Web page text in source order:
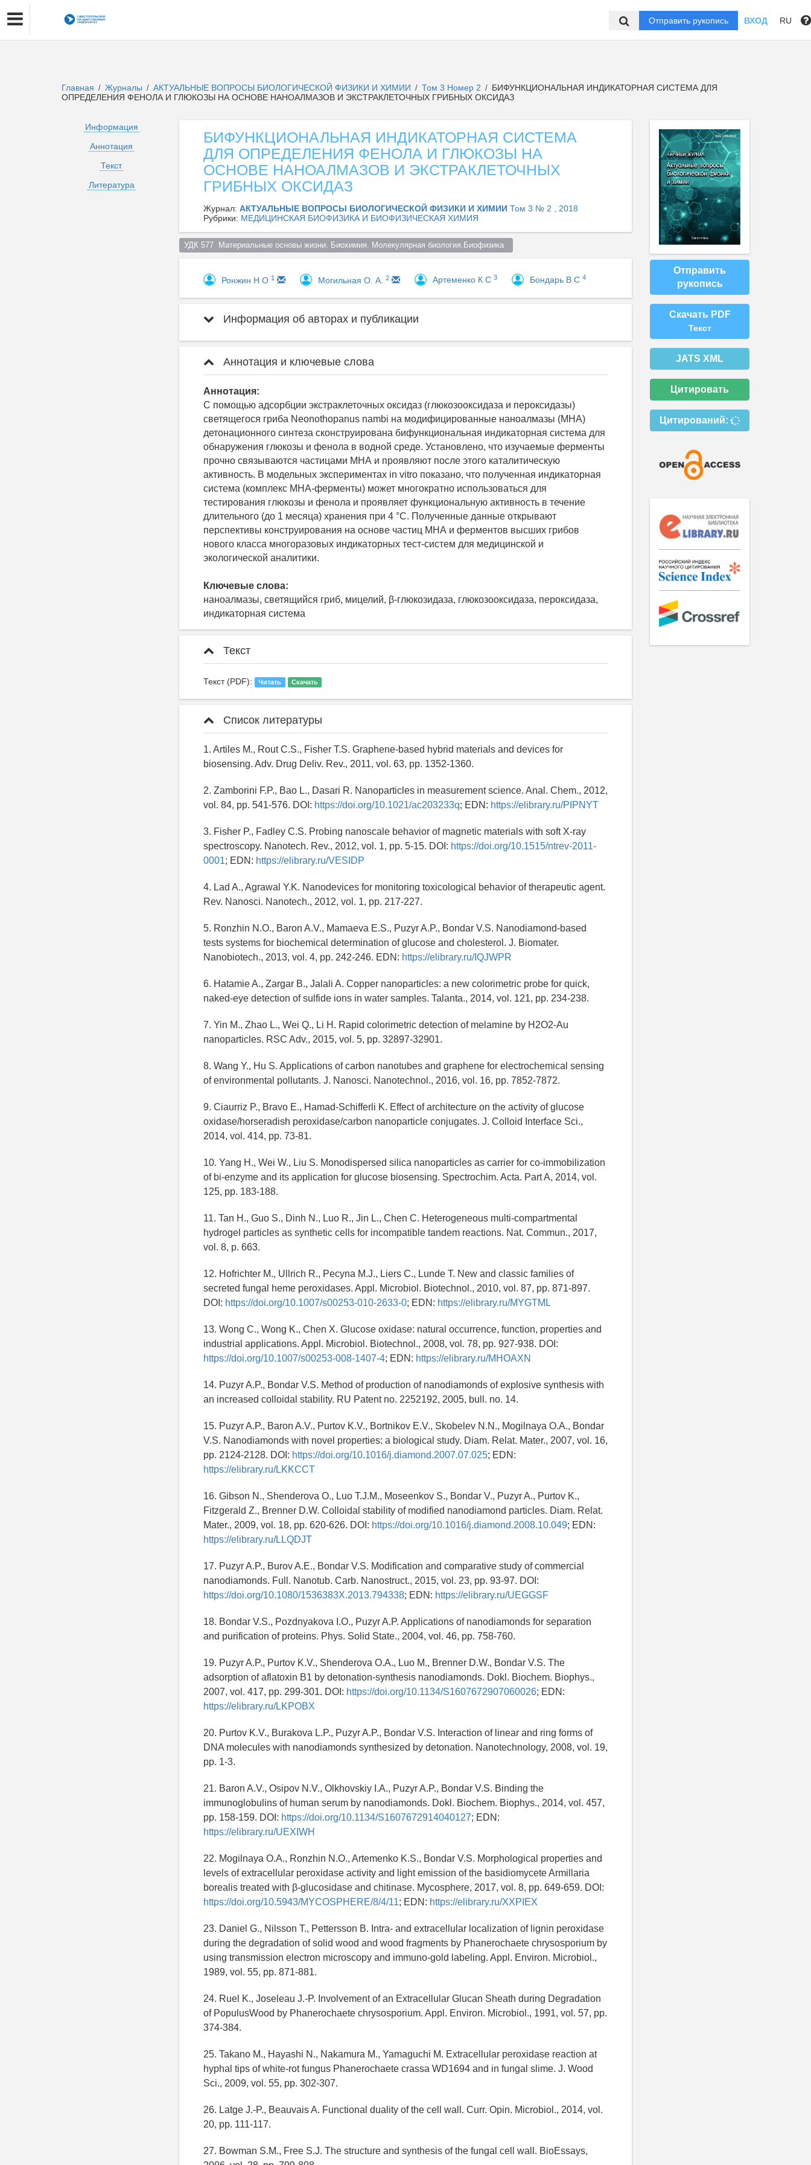
Отправить рукопись ВХОД RU
Главная / Журналы / АКТУАЛЬНЫЕ ВОПРОСЫ БИОЛОГИЧЕСКОЙ ФИЗИКИ И ХИМИИ / Том 3 Номер 2 / БИФУНКЦИОНАЛЬНАЯ ИНДИКАТОРНАЯ СИСТЕМА ДЛЯ
ОПРЕДЕЛЕНИЯ ФЕНОЛА И ГЛЮКОЗЫ НА ОСНОВЕ НАНОАЛМАЗОВ И ЭКСТРАКЛЕТОЧНЫХ ГРИБНЫХ ОКСИДАЗ
Информация
Аннотация
Текст
Литература
БИФУНКЦИОНАЛЬНАЯ ИНДИКАТОРНАЯ СИСТЕМА
ДЛЯ ОПРЕДЕЛЕНИЯ ФЕНОЛА И ГЛЮКОЗЫ НА
ОСНОВЕ НАНОАЛМАЗОВ И ЭКСТРАКЛЕТОЧНЫХ
ГРИБНЫХ ОКСИДАЗ
Журнал: АКТУАЛЬНЫЕ ВОПРОСЫ БИОЛОГИЧЕСКОЙ ФИЗИКИ И ХИМИИ Том 3 № 2 , 2018
Рубрики: МЕДИЦИНСКАЯ БИОФИЗИКА И БИОФИЗИЧЕСКАЯ ХИМИЯ
УДК 577  Материальные основы жизни. Биохимия. Молекулярная биология.Биофизика
Ронжин Н О 1 Могильная О. А. 2 Артеменко К С 3 Бондарь В С 4
Информация об авторах и публикации
Аннотация и ключевые слова
Аннотация:
С помощью адсорбции экстраклеточных оксидаз (глюкозооксидаза и пероксидазы)
светящегося гриба Neonothopanus nambi на модифицированные наноалмазы (МНА)
детонационного синтеза сконструирована бифункциональная индикаторная система для
обнаружения глюкозы и фенола в водной среде. Установлено, что изучаемые ферменты
прочно связываются частицами МНА и проявляют после этого каталитическую
активность. В модельных экспериментах in vitro показано, что полученная индикаторная
система (комплекс МНА-ферменты) может многократно использоваться для
тестирования глюкозы и фенола и проявляет функциональную активность в течение
длительного (до 1 месяца) хранения при 4 °С. Полученные данные открывают
перспективы конструирования на основе частиц МНА и ферментов высших грибов
нового класса многоразовых индикаторных тест-систем для медицинской и
экологической аналитики.
Ключевые слова:
наноалмазы, светящийся гриб, мицелий, β-глюкозидаза, глюкозооксидаза, пероксидаза,
индикаторная система
Текст
Текст (PDF): Читать Скачать
Список литературы
1. Artiles M., Rout C.S., Fisher T.S. Graphene-based hybrid materials and devices for
biosensing. Adv. Drug Deliv. Rev., 2011, vol. 63, pp. 1352-1360.
2. Zamborini F.P., Bao L., Dasari R. Nanoparticles in measurement science. Anal. Chem., 2012,
vol. 84, pp. 541-576. DOI: https://doi.org/10.1021/ac203233q; EDN: https://elibrary.ru/PIPNYT
3. Fisher P., Fadley C.S. Probing nanoscale behavior of magnetic materials with soft X-ray
spectroscopy. Nanotech. Rev., 2012, vol. 1, pp. 5-15. DOI: https://doi.org/10.1515/ntrev-2011-
0001; EDN: https://elibrary.ru/VESIDP
4. Lad A., Agrawal Y.K. Nanodevices for monitoring toxicological behavior of therapeutic agent.
Rev. Nanosci. Nanotech., 2012, vol. 1, pp. 217-227.
5. Ronzhin N.O., Baron A.V., Mamaeva E.S., Puzyr A.P., Bondar V.S. Nanodiamond-based
tests systems for biochemical determination of glucose and cholesterol. J. Biomater.
Nanobiotech., 2013, vol. 4, pp. 242-246. EDN: https://elibrary.ru/IQJWPR
6. Hatamie A., Zargar B., Jalali A. Copper nanoparticles: a new colorimetric probe for quick,
naked-eye detection of sulfide ions in water samples. Talanta., 2014, vol. 121, pp. 234-238.
7. Yin M., Zhao L., Wei Q., Li H. Rapid colorimetric detection of melamine by H2O2-Au
nanoparticles. RSC Adv., 2015, vol. 5, pp. 32897-32901.
8. Wang Y., Hu S. Applications of carbon nanotubes and graphene for electrochemical sensing
of environmental pollutants. J. Nanosci. Nanotechnol., 2016, vol. 16, pp. 7852-7872.
9. Ciaurriz P., Bravo E., Hamad-Schifferli K. Effect of architecture on the activity of glucose
oxidase/horseradish peroxidase/carbon nanoparticle conjugates. J. Colloid Interface Sci.,
2014, vol. 414, pp. 73-81.
10. Yang Н., Wei W., Liu S. Monodispersed silica nanoparticles as carrier for co-immobilization
of bi-enzyme and its application for glucose biosensing. Spectrochim. Acta. Part A, 2014, vol.
125, pp. 183-188.
11. Tan H., Guo S., Dinh N., Luo R., Jin L., Chen C. Heterogeneous multi-compartmental
hydrogel particles as synthetic cells for incompatible tandem reactions. Nat. Commun., 2017,
vol. 8, p. 663.
12. Hofrichter M., Ullrich R., Pecyna M.J., Liers C., Lunde T. New and classic families of
secreted fungal heme peroxidases. Appl. Microbiol. Biotechnol., 2010, vol. 87, pp. 871-897.
DOI: https://doi.org/10.1007/s00253-010-2633-0; EDN: https://elibrary.ru/MYGTML
13. Wong C., Wong K., Chen X. Glucose oxidase: natural occurrence, function, properties and
industrial applications. Appl. Microbiol. Biotechnol., 2008, vol. 78, pp. 927-938. DOI:
https://doi.org/10.1007/s00253-008-1407-4; EDN: https://elibrary.ru/MHOAXN
14. Puzyr A.P., Bondar V.S. Method of production of nanodiamonds of explosive synthesis with
an increased colloidal stability. RU Patent no. 2252192, 2005, bull. no. 14.
15. Puzyr A.P., Baron A.V., Purtov K.V., Bortnikov E.V., Skobelev N.N., Mogilnaya O.A., Bondar
V.S. Nanodiamonds with novel properties: a biological study. Diam. Relat. Mater., 2007, vol. 16,
pp. 2124-2128. DOI: https://doi.org/10.1016/j.diamond.2007.07.025; EDN:
https://elibrary.ru/LKKCCT
16. Gibson N., Shenderova O., Luo T.J.M., Moseenkov S., Bondar V., Puzyr A., Purtov K.,
Fitzgerald Z., Brenner D.W. Colloidal stability of modified nanodiamond particles. Diam. Relat.
Mater., 2009, vol. 18, pp. 620-626. DOI: https://doi.org/10.1016/j.diamond.2008.10.049; EDN:
https://elibrary.ru/LLQDJT
17. Puzyr A.P., Burov A.E., Bondar V.S. Modification and comparative study of commercial
nanodiamonds. Full. Nanotub. Carb. Nanostruct., 2015, vol. 23, pp. 93-97. DOI:
https://doi.org/10.1080/1536383X.2013.794338; EDN: https://elibrary.ru/UEGGSF
18. Bondar V.S., Pozdnyakova I.O., Puzyr A.P. Applications of nanodiamonds for separation
and purification of proteins. Phys. Solid State., 2004, vol. 46, pp. 758-760.
19. Puzyr A.P., Purtov K.V., Shenderova O.A., Luo M., Brenner D.W., Bondar V.S. The
adsorption of aflatoxin B1 by detonation-synthesis nanodiamonds. Dokl. Biochem. Biophys.,
2007, vol. 417, pp. 299-301. DOI: https://doi.org/10.1134/S1607672907060026; EDN:
https://elibrary.ru/LKPOBX
20. Purtov K.V., Burakova L.P., Puzyr A.P., Bondar V.S. Interaction of linear and ring forms of
DNA molecules with nanodiamonds synthesized by detonation. Nanotechnology, 2008, vol. 19,
pp. 1-3.
21. Baron A.V., Osipov N.V., Olkhovskiy I.A., Puzyr A.P., Bondar V.S. Binding the
immunoglobulins of human serum by nanodiamonds. Dokl. Biochem. Biophys., 2014, vol. 457,
pp. 158-159. DOI: https://doi.org/10.1134/S1607672914040127; EDN:
https://elibrary.ru/UEXIWH
22. Mogilnaya O.A., Ronzhin N.O., Artemenko K.S., Bondar V.S. Morphological properties and
levels of extracellular peroxidase activity and light emission of the basidiomycete Armillaria
borealis treated with β-glucosidase and chitinase. Mycosphere, 2017, vol. 8, pp. 649-659. DOI:
https://doi.org/10.5943/MYCOSPHERE/8/4/11; EDN: https://elibrary.ru/XXPIEX
23. Daniel G., Nilsson T., Pettersson B. Intra- and extracellular localization of lignin peroxidase
during the degradation of solid wood and wood fragments by Phanerochaete chrysosporium by
using transmission electron microscopy and immuno-gold labeling. Appl. Environ. Microbiol.,
1989, vol. 55, pp. 871-881.
24. Ruel K., Joseleau J.-P. Involvement of an Extracellular Glucan Sheath during Degradation
of PopulusWood by Phanerochaete chrysosporium. Appl. Environ. Microbiol., 1991, vol. 57, pp.
374-384.
25. Takano M., Hayashi N., Nakamura M., Yamaguchi M. Extracellular peroxidase reaction at
hyphal tips of white-rot fungus Phanerochaete crassa WD1694 and in fungal slime. J. Wood
Sci., 2009, vol. 55, pp. 302-307.
26. Latge J.-P., Beauvais A. Functional duality of the cell wall. Curr. Opin. Microbiol., 2014, vol.
20, pp. 111-117.
27. Bowman S.M., Free S.J. The structure and synthesis of the fungal cell wall. BioEssays,
Отправить
рукопись
Скачать PDF
Текст
JATS XML
Цитировать
Цитирований: